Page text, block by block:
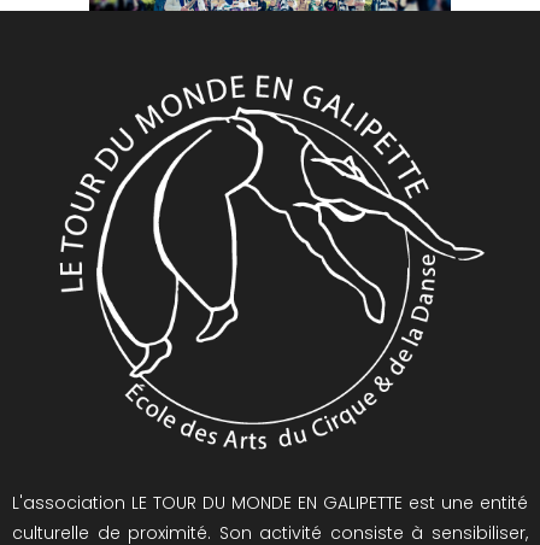
L'association LE TOUR DU MONDE EN GALIPETTE est une entité
culturelle de proximité. Son activité consiste à sensibiliser,